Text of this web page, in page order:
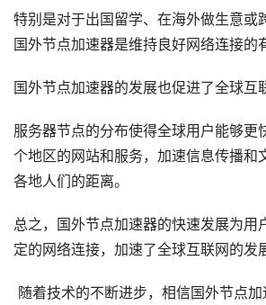
特别是对于出国留学、在海外做生意或
国外节点加速器是维持良好网络连接的
国外节点加速器的发展也促进了全球互
服务器节点的分布使得全球用户能够更
个地区的网站和服务，加速信息传播和
各地人们的距离。
总之，国外节点加速器的快速发展为用
定的网络连接，加速了全球互联网的发
随着技术的不断进步，相信国外节点